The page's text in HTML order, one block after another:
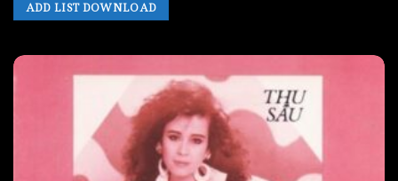
ADD LIST DOWNLOAD